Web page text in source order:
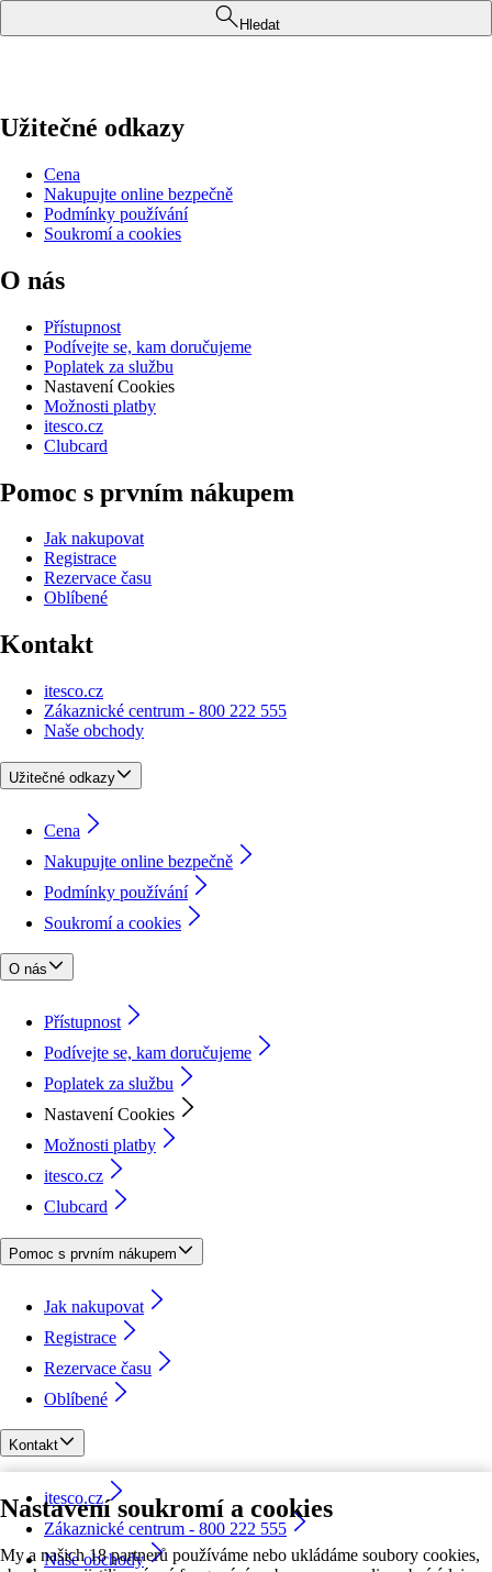
Nastavení soukromí a cookies
My a našich 18 partnerů používáme nebo ukládáme soubory cookies,
Hledat
Užitečné odkazy
Cena
Nakupujte online bezpečně
Podmínky používání
Soukromí a cookies
O nás
Přístupnost
Podívejte se, kam doručujeme
Poplatek za službu
Nastavení Cookies
Možnosti platby
itesco.cz
Clubcard
Pomoc s prvním nákupem
Jak nakupovat
Registrace
Rezervace času
Oblíbené
Kontakt
itesco.cz
Zákaznické centrum - 800 222 555
Naše obchody
Užitečné odkazy
Cena
Nakupujte online bezpečně
Podmínky používání
Soukromí a cookies
O nás
Přístupnost
Podívejte se, kam doručujeme
Poplatek za službu
Nastavení Cookies
Možnosti platby
itesco.cz
Clubcard
Pomoc s prvním nákupem
Jak nakupovat
Registrace
Rezervace času
Oblíbené
Kontakt
itesco.cz
Zákaznické centrum - 800 222 555
Naše obchody